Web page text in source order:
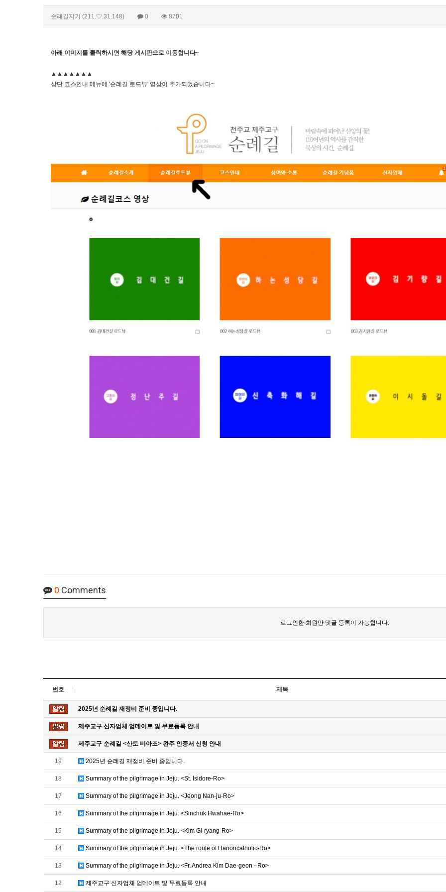
순례길지기 (211.♡.31.148) 0 8701
아래 이미지를 클릭하시면 해당 게시판으로 이동합니다~
▲▲▲▲▲▲▲
상단 코스안내 메뉴에 '순례길 로드뷰' 영상이 추가되었습니다~
0 Comments
로그인한 회원만 댓글 등록이 가능합니다.
번호 제목
2025년 순례길 재정비 준비 중입니다.
제주교구 신자업체 업데이트 및 무료등록 안내
제주교구 순례길 <산토 비아조> 완주 인증서 신청 안내
19 2025년 순례길 재정비 준비 중입니다.
18 Summary of the pilgrimage in Jeju. <St. Isidore-Ro>
17 Summary of the pilgrimage in Jeju. <Jeong Nan-ju-Ro>
16 Summary of the pilgrimage in Jeju. <Sinchuk Hwahae-Ro>
15 Summary of the pilgrimage in Jeju. <Kim Gi-ryang-Ro>
14 Summary of the pilgrimage in Jeju. <The route of Hanoncatholic-Ro>
13 Summary of the pilgrimage in Jeju. <Fr. Andrea Kim Dae-geon - Ro>
12 제주교구 신자업체 업데이트 및 무료등록 안내